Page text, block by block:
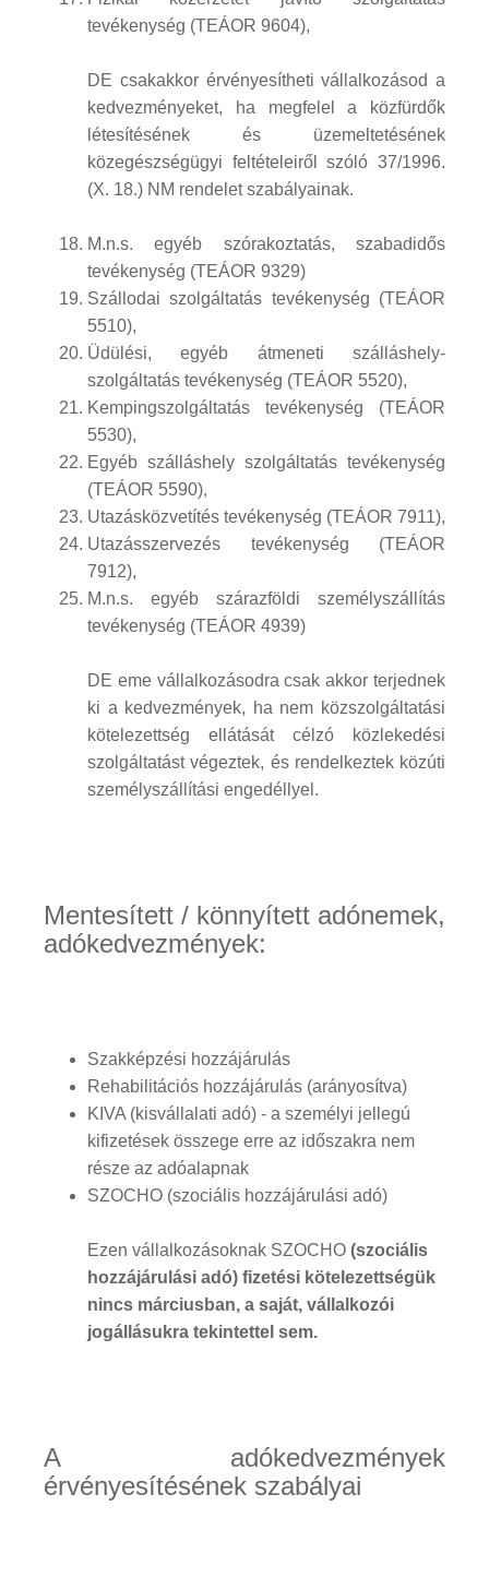
tevékenység (TEÁOR 9604),
DE csakakkor érvényesítheti vállalkozásod a
kedvezményeket, ha megfelel a közfürdők
létesítésének és üzemeltetésének
közegészségügyi feltételeiről szóló 37/1996.
(X. 18.) NM rendelet szabályainak.
M.n.s. egyéb szórakoztatás, szabadidős
tevékenység (TEÁOR 9329)
Szállodai szolgáltatás tevékenység (TEÁOR
5510),
Üdülési, egyéb átmeneti szálláshely-
szolgáltatás tevékenység (TEÁOR 5520),
Kempingszolgáltatás tevékenység (TEÁOR
5530),
Egyéb szálláshely szolgáltatás tevékenység
(TEÁOR 5590),
Utazásközvetítés tevékenység (TEÁOR 7911),
Utazásszervezés tevékenység (TEÁOR
7912),
M.n.s. egyéb szárazföldi személyszállítás
tevékenység (TEÁOR 4939)
DE eme vállalkozásodra csak akkor terjednek
ki a kedvezmények, ha nem közszolgáltatási
kötelezettség ellátását célzó közlekedési
szolgáltatást végeztek, és rendelkeztek közúti
személyszállítási engedéllyel.
Mentesített / könnyített adónemek,
adókedvezmények:
Szakképzési hozzájárulás
Rehabilitációs hozzájárulás (arányosítva)
KIVA (kisvállalati adó) - a személyi jellegú
kifizetések összege erre az időszakra nem
része az adóalapnak
SZOCHO (szociális hozzájárulási adó)
Ezen vállalkozásoknak SZOCHO (szociális
hozzájárulási adó) fizetési kötelezettségük
nincs márciusban, a saját, vállalkozói
jogállásukra tekintettel sem.
A adókedvezmények
érvényesítésének szabályai